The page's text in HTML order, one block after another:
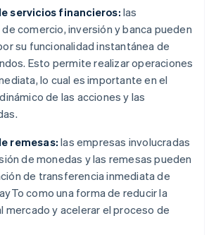
servicios financieros:las
comercio, inversión y banca pueden
su funcionalidad instantánea de
Esto permite realizar operaciones
lo cual es importante en el
de las acciones y las
remesas:las empresas involucradas
de monedas y las remesas pueden
de transferencia inmediata de
como una forma de reducir la
mercado y acelerar el proceso de